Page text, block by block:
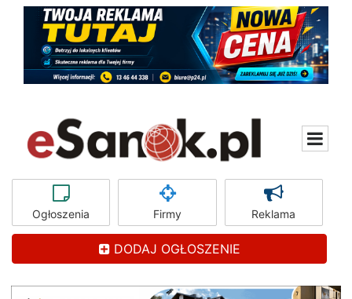
Ogłoszenia Firmy Reklama
DODAJ OGŁOSZENIE